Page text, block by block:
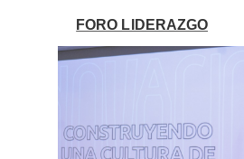
FORO LIDERAZGO